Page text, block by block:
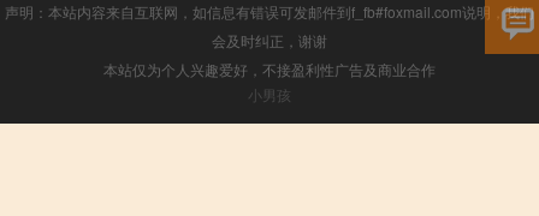
声明：本站内容来自互联网，如信息有错误可发邮件到f_fb#foxmail.com说明，我们
会及时纠正，谢谢
本站仅为个人兴趣爱好，不接盈利性广告及商业合作
小男孩